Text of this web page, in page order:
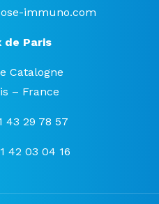
immuno.com
de Paris
Catalogne
– France
43 29 78 57
42 03 04 16